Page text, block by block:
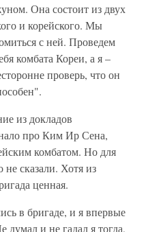
Она состоит из двух
и корейского. Мы
с ней. Проведем
комбата Кореи, а я –
проверь, что он
из докладов
про Ким Ир Сена,
комбатом. Но для
сказали. Хотя из
ценная.
в бригаде, и я впервые
и не гадал я тогда,